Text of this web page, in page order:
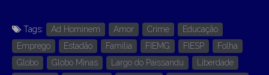
Tags: Ad Hominem Amor Crime
Educação
Emprego
Estadão Família FIEMG FIESP
Folha
Globo
Globo Minas Largo do Paissandu
Liberdade